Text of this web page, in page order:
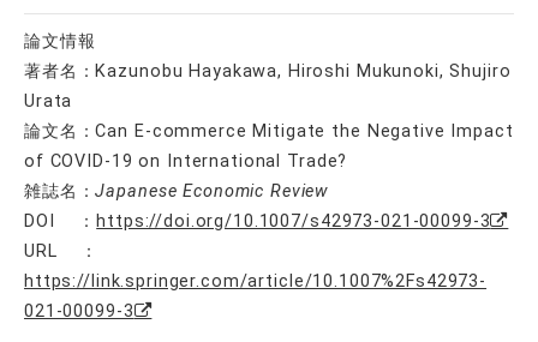
論文情報
著者名：Kazunobu Hayakawa, Hiroshi Mukunoki, Shujiro
Urata
論文名：Can E-commerce Mitigate the Negative Impact
of COVID-19 on International Trade?
雑誌名：Japanese Economic Review
DOI ： https://doi.org/10.1007/s42973-021-00099-3
URL ：
https://link.springer.com/article/10.1007%2Fs42973-
021-00099-3